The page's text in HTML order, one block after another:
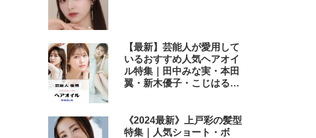
【最新】芸能人が愛用して
いるおすすめ人気ヘアオイ
ル特集｜田中みな実・本田
翼・新木優子・こじはる・
テムまとめ
《2024最新》上戸彩の髪型
特集｜人気ショート・ボ